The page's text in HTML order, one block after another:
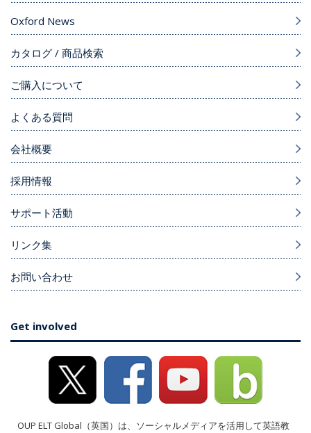
Oxford News
カタログ / 商品検索
ご購入について
よくある質問
会社概要
採用情報
サポート活動
リンク集
お問い合わせ
Get involved
OUP ELT Global（英国）は、ソーシャルメディアを活用して英語教